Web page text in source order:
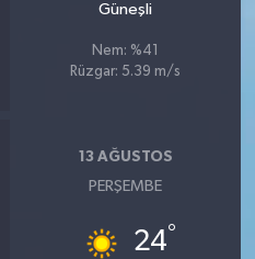
Güneşli
Nem: %41
Rüzgar: 5.39 m/s
13 AĞUSTOS
PERŞEMBE
24°